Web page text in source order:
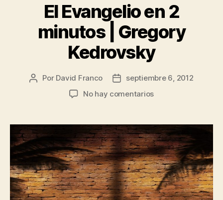
El Evangelio en 2
minutos | Gregory
Kedrovsky
Autor
Por David Franco
Fechaseptiembre 6, 2012
No hay comentariosen
en
2
minutos
|
Gregory
Kedrovsky